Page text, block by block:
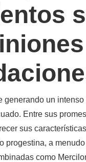
generando un
Entre sus
sus
progestina, a
como